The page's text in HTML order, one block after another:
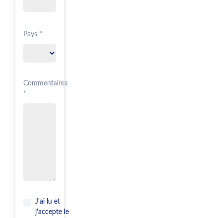
Pays *
Commentaires
*
J'ai lu et
j'accepte le